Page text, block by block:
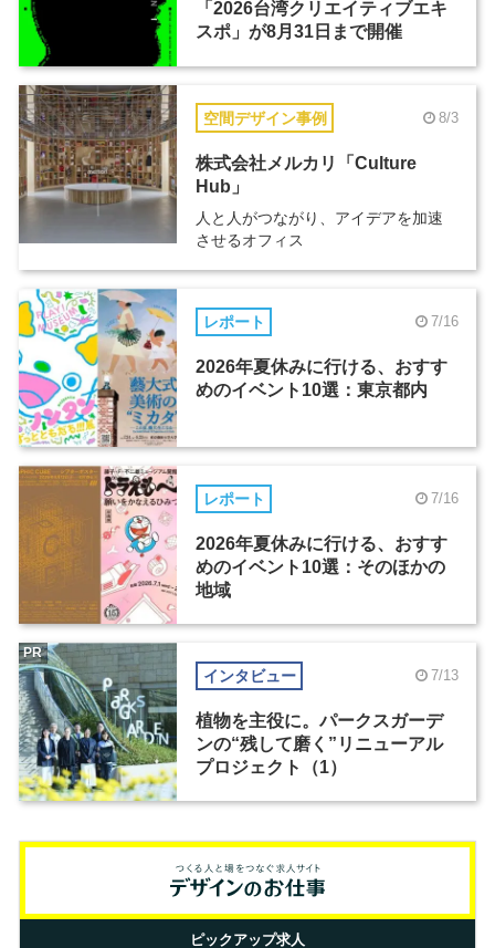
「2026台湾クリエイティブエキ
スポ」が8月31日まで開催
空間デザイン事例 8/3
株式会社メルカリ「Culture
Hub」
人と人がつながり、アイデアを加速
させるオフィス
レポート 7/16
2026年夏休みに行ける、おすす
めのイベント10選：東京都内
レポート 7/16
2026年夏休みに行ける、おすす
めのイベント10選：そのほかの
地域
インタビュー 7/13
植物を主役に。パークスガーデ
ンの“残して磨く”リニューアル
プロジェクト（1）
PR
ピックアップ求人